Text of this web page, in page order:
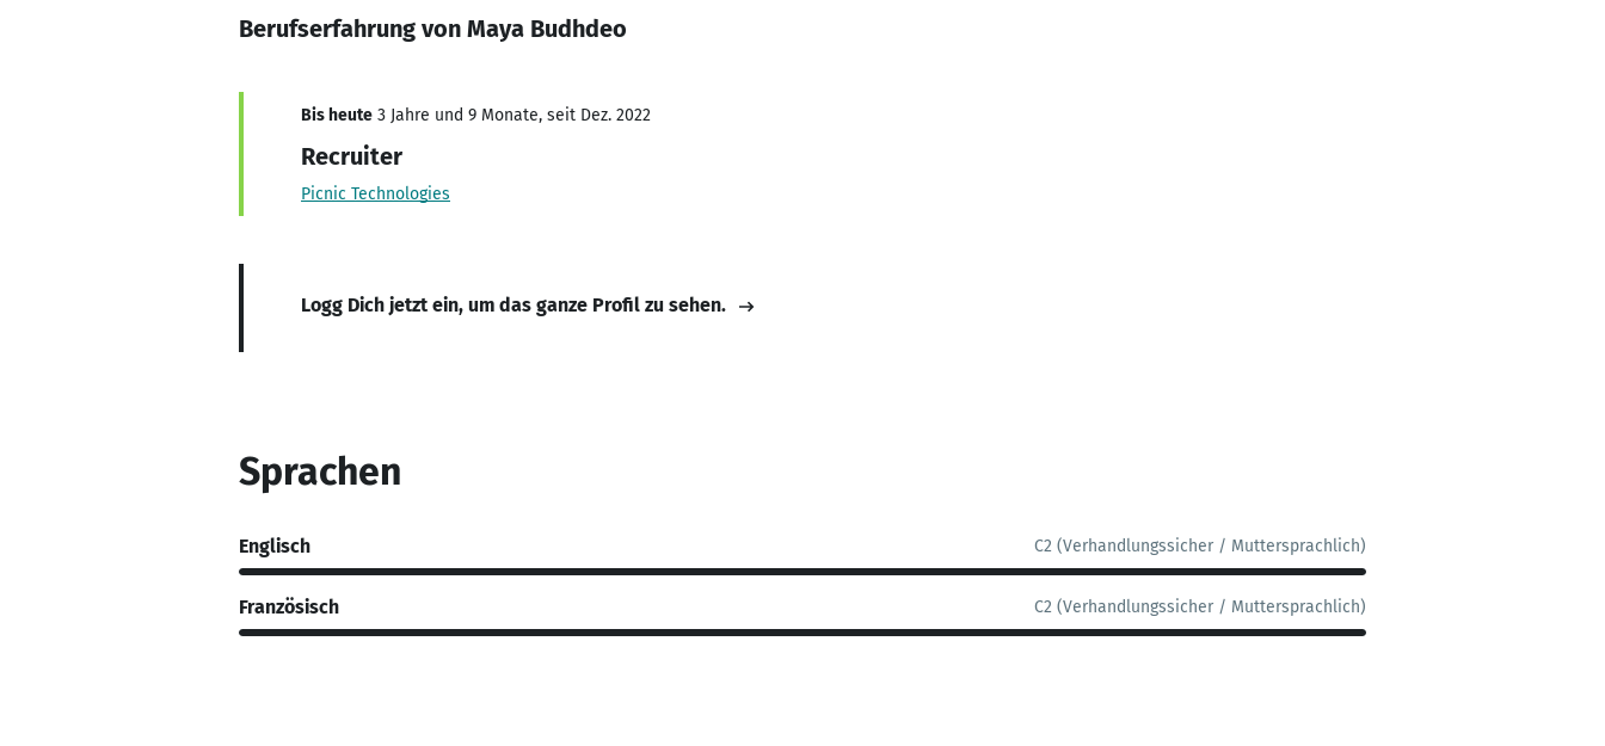
Berufserfahrung von Maya Budhdeo
Bis heute 3 Jahre und 9 Monate, seit Dez. 2022
Recruiter
Picnic Technologies
Logg Dich jetzt ein, um das ganze Profil zu sehen.
Sprachen
Englisch C2 (Verhandlungssicher / Muttersprachlich)
Französisch C2 (Verhandlungssicher / Muttersprachlich)